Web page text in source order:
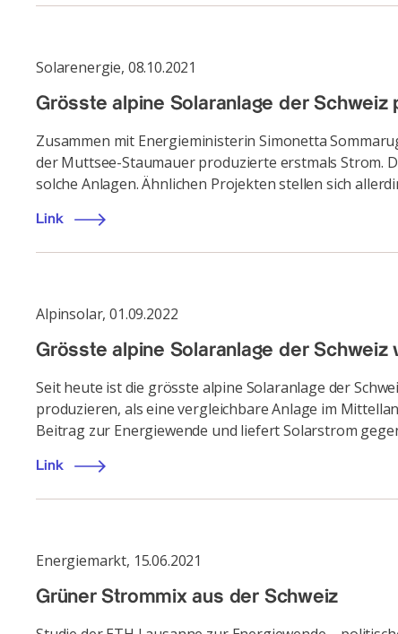
Solarenergie, 08.10.2021
Grösste alpine Solaranlage der
Zusammen mit Energieministerin Simonetta
der Muttsee-Staumauer produzierte erstmals Strom.
solche Anlagen. Ähnlichen Projekten stellen sich
Link
Alpinsolar, 01.09.2022
Grösste alpine Solaranlage der Schweiz
Seit heute ist die grösste alpine Solaranlage der
produzieren, als eine vergleichbare Anlage im
Beitrag zur Energiewende und liefert Solarstrom
Link
Energiemarkt, 15.06.2021
Grüner Strommix aus der Schweiz